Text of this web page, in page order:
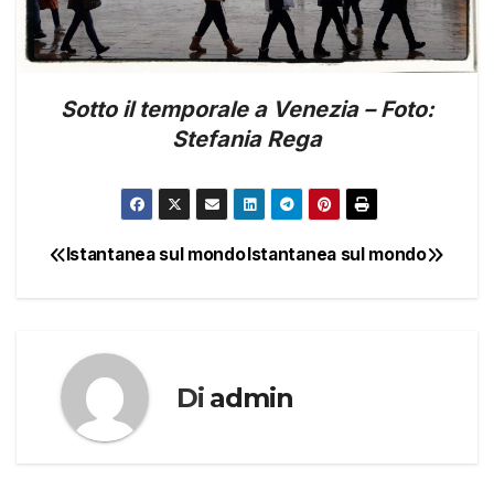
Sotto il temporale a Venezia – Foto:
Stefania Rega
NavigazioneIstantanea sul mondo
Istantanea sul mondo
Di admin